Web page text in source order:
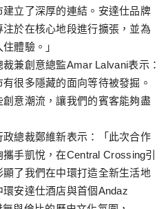
立了深厚的連結。安達仕品牌
於在核心地段進行擴張，並為
體驗。」
兼創意總監Amar Lalvani表示：
很多隱藏的面向等待被發掘。
意潮流，讓我們的賓客能夠盡
總裁鄭維新表示：「此次合作
手凱悅，在Central Crossing引
了我們在中環打造全新生活地
安達仕酒店與首個Andaz